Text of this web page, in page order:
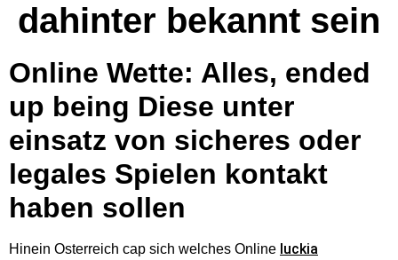
dahinter bekannt sein
Online Wette: Alles, ended
up being Diese unter
einsatz von sicheres oder
legales Spielen kontakt
haben sollen
Hinein Osterreich cap sich welches Online luckia